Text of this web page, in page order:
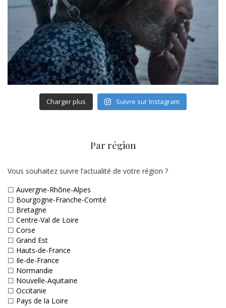
Charger plus Suivre sur Instagram
Par région
Vous souhaitez suivre l’actualité de votre région ?
☐ Auvergne-Rhône-Alpes
☐ Bourgogne-Franche-Comté
☐ Bretagne
☐ Centre-Val de Loire
☐ Corse
☐ Grand Est
☐ Hauts-de-France
☐ Ile-de-France
☐ Normandie
☐ Nouvelle-Aquitaine
☐ Occitanie
☐ Pays de la Loire